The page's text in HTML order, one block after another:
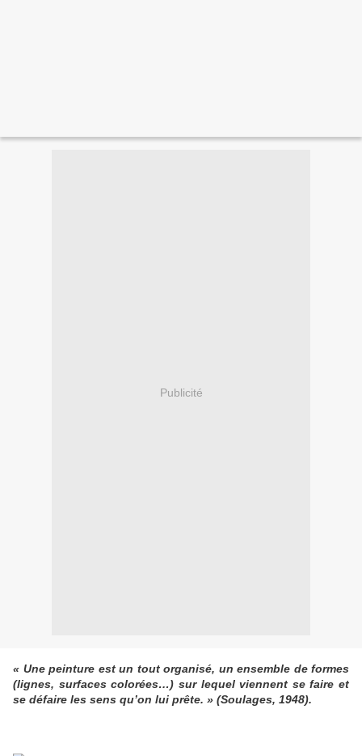
Publicité
« Une peinture est un tout organisé, un ensemble de formes
(lignes, surfaces colorées…) sur lequel viennent se faire et
se défaire les sens qu’on lui prête. » (Soulages, 1948).